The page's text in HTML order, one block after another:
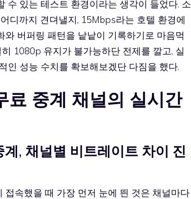
수 있는 테스트 환경이라는 생각이 들었다. 소
디까지 견뎌낼지, 15Mbps라는 호텔 환경에
버퍼링 패턴을 낱낱이 기록하기로 마음먹
1080p 유지가 불가능하단 전제를 깔고, 실
인 성능 수치를 확보해보겠단 다짐을 했다.
료 중계 채널의 실시간
, 채널별 비트레이트 차이 진
속했을 때 가장 먼저 눈에 띈 것은 채널마다